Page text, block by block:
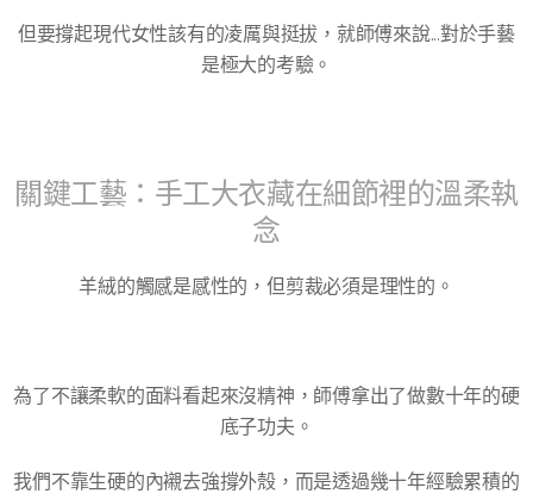
但要撐起現代女性該有的凌厲與挺拔，就師傅來說...對於手藝
是極大的考驗。
關鍵工藝：手工大衣藏在細節裡的溫柔執
念
羊絨的觸感是感性的，但剪裁必須是理性的。
為了不讓柔軟的面料看起來沒精神，師傅拿出了做數十年的硬
底子功夫。
我們不靠生硬的內襯去強撐外殼，而是透過幾十年經驗累積的